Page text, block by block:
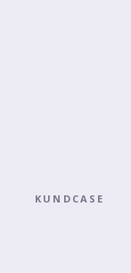
KUNDCASE